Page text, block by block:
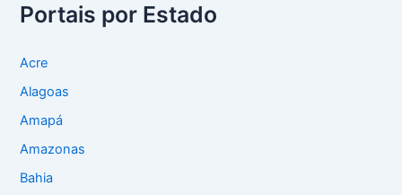
Portais por Estado
Acre
Alagoas
Amapá
Amazonas
Bahia